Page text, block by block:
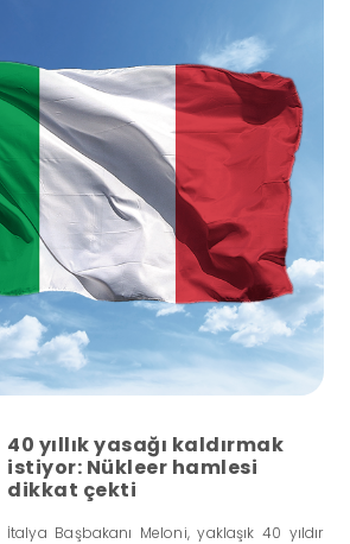
40 yıllık yasağı kaldırmak
istiyor: Nükleer hamlesi
dikkat çekti
İtalya Başbakanı Meloni, yaklaşık 40 yıldır